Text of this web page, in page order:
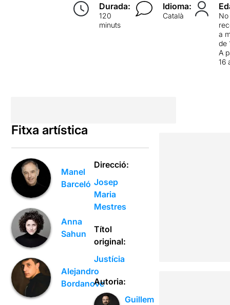
Durada:
120
minuts
Idioma:
Català
No
a
de
A
16
Fitxa artística
Manel
Barceló
Anna
Sahun
Alejandro
Bordanove
Direcció:
Josep
Maria
Mestres
Títol
original:
Justícia
Autoria:
Guillem